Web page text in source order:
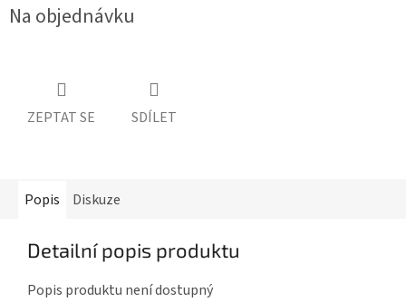
cena:
Na objednávku
ZEPTAT SE SDÍLET
Popis Diskuze
Detailní popis produktu
Popis produktu není dostupný